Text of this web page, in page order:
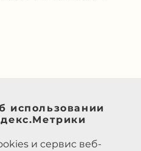
использовании
и сервис веб-